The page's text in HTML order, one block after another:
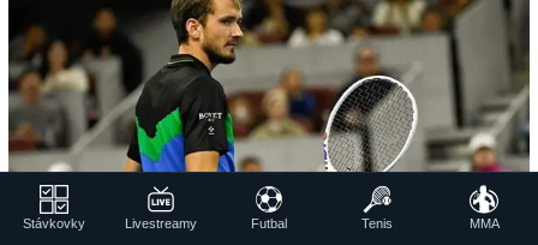
Tenis ATP Vienna Open 2025:
Stávkovky Livestreamy Futbal Tenis MMA